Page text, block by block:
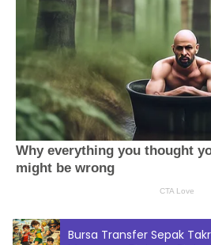
Bursa Transfer Sepak